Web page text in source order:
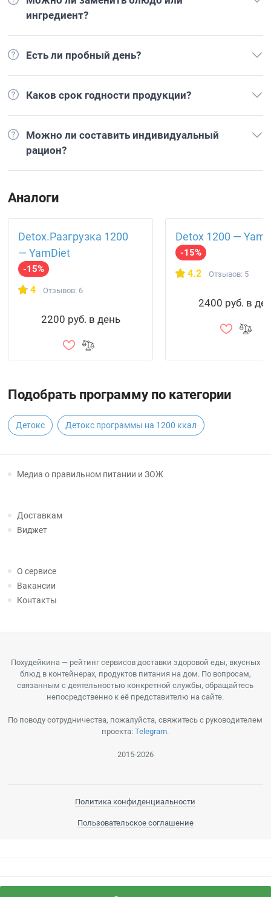
ингредиент?
Есть ли пробный день?
Каков срок годности продукции?
Можно ли составить индивидуальный
рацион?
Аналоги
Detox.Разгрузка 1200
— YamDiet
-15%
4 Отзывов: 6
2200 руб. в день
Detox 1200 —
-15%
4.2 Отзывов: 5
2400 руб. в
Подобрать программу по категории
Детокс Детокс программы на 1200 ккал
Медиа о правильном питании и ЗОЖ
Доставкам
Виджет
О сервисе
Вакансии
Контакты
Похудейкина — рейтинг сервисов доставки здоровой еды, вкусных
блюд в контейнерах, продуктов питания на дом. По вопросам,
связанным с деятельностью конкретной службы, обращайтесь
непосредственно к её представителю на сайте.
По поводу сотрудничества, пожалуйста, свяжитесь с руководителем
проекта:Telegram.
2015-2026
Политика конфиденциальности
Пользовательское соглашение